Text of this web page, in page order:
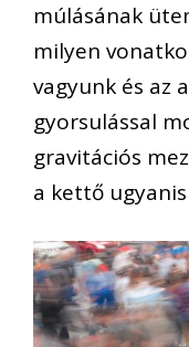
múlásának
milyen
vagyunk és az
gyorsulással
gravitációs
a kettő